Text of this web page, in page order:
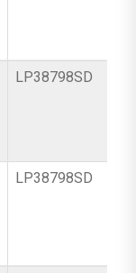
LP38798SD
LP38798SD